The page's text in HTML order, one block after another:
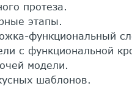
протеза.
этапы.
функциональный
с функциональной
модели.
шаблонов.